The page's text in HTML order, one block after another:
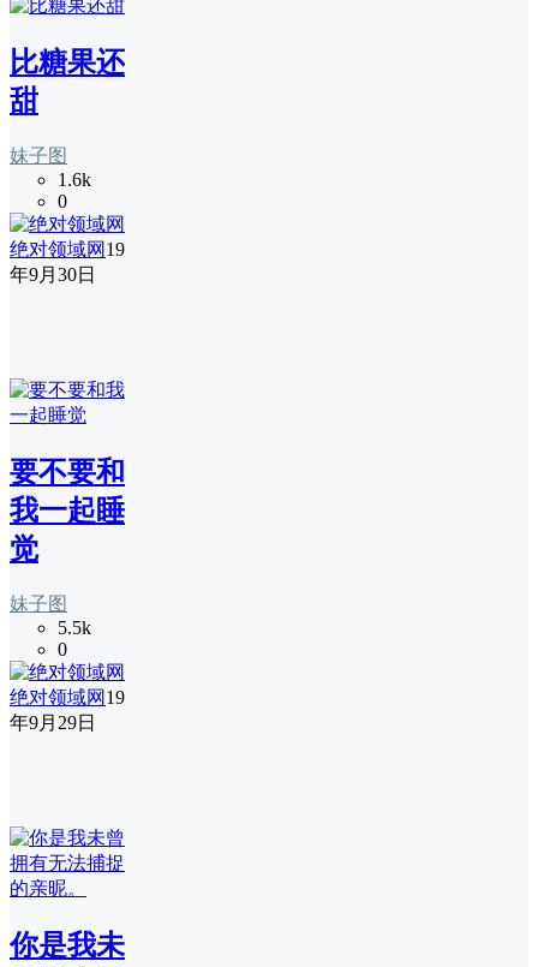
比糖果还
甜
妹子图
1.6k
0
绝对领域网 19
年9月30日
要不要和
我一起睡
觉
妹子图
5.5k
0
绝对领域网 19
年9月29日
你是我未